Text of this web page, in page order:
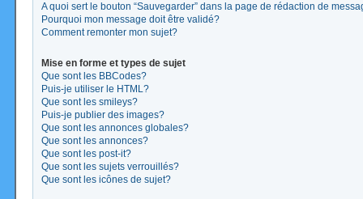
A quoi sert le bouton “Sauvegarder” dans la page de rédaction de
Pourquoi mon message doit être validé?
Comment remonter mon sujet?
Mise en forme et types de sujet
Que sont les BBCodes?
Puis-je utiliser le HTML?
Que sont les smileys?
Puis-je publier des images?
Que sont les annonces globales?
Que sont les annonces?
Que sont les post-it?
Que sont les sujets verrouillés?
Que sont les icônes de sujet?